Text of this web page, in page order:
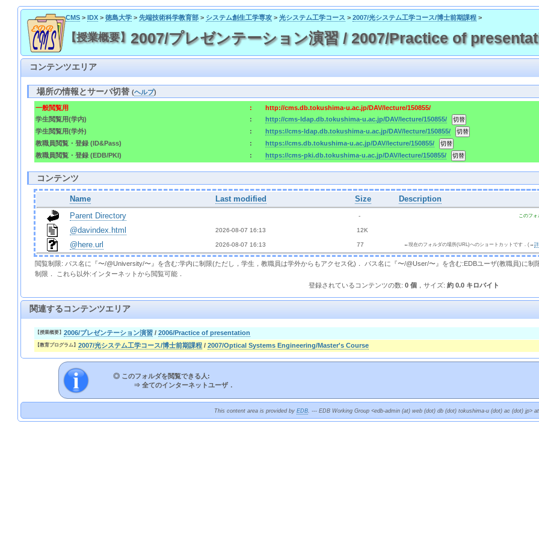
CMS> IDX> 徳島大学> 先端技術科学教育部> システム創生工学専攻> 光システム工学コース > 2007/光システム工学コース/博士前期課程>
【授業概要】 2007/プレゼンテーション演習 / 2007/Practice of
コンテンツエリア
場所の情報とサーバ切替(ヘルプ)
一般閲覧用 :
http://cms.db.tokushima-u.ac.jp/DAV/lecture/150855/
学生閲覧用(学内)
:
http://cms-ldap.db.tokushima-u.ac.jp/DAV/lecture/150855/
学生閲覧用(学外)
:
https://cms-ldap.db.tokushima-u.ac.jp/DAV/lecture/150855/
教職員閲覧・登録 (ID&Pass)
:
https://cms.db.tokushima-u.ac.jp/DAV/lecture/150855/
教職員閲覧・登録 (EDB/PKI)
: https://cms-pki.db.tokushima-u.ac.jp/DAV/lecture/150855/
コンテンツ
Name Last modified Size
Description
Parent Directory
  -
このフ
@davindex.html 2026-08-07 16:13 12K
@here.url 2026-08-07 16:13 77 ←現在のフォルダの場所(URL)へのショートカットです．(→
閲覧制限: パス名に『〜/@University/〜』を含む:学内に制限(ただし，学生，教職員は学外からもアクセス化)． パス名に『〜/@User/〜』を含む:EDBユーザ(教職員)に
制限． これら以外:インターネットから閲覧可能．
登録されているコンテンツの数:0 個 ，サイズ:約 0.0 キロバイト
関連するコンテンツエリア
【授業概要】2006/プレゼンテーション演習 /2006/Practice of presentation
【教育プログラム】2007/光システム工学コース/博士前期課程 /2007/Optical Systems Engineering/Master's Course
◎ このフォルダを閲覧できる人:
⇒全てのインターネットユーザ．
This content area is provided byEDB. --- EDB Working Group <edb-admin (at) web (dot) db (dot) tokushima-u (dot) ac (dot) jp>